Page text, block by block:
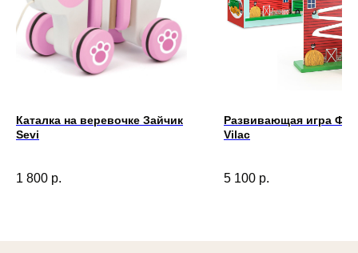
Каталка на веревочке Зайчик
Sevi
1 800 р.
Развивающая игра
Vilac
5 100 р.